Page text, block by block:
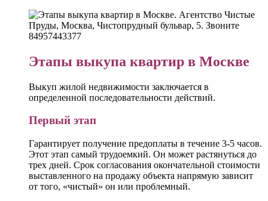
Этапы выкупа квартир в Москве
Выкуп жилой недвижимости заключается в
определенной последовательности действий.
Первый этап
Гарантирует получение предоплаты в течение 3-5 часов.
Этот этап самый трудоемкий. Он может растянуться до
трех дней. Срок согласования окончательной стоимости
выставленного на продажу объекта напрямую зависит
от того, «чистый» он или проблемный.